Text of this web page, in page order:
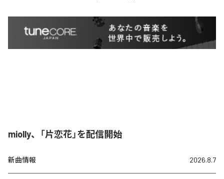
miolly、「片恋花」を配信開始
新曲情報 2026.8.7